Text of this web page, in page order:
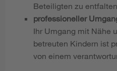
Beteiligten zu entfalten.
professioneller
Ihr Umgang mit Nähe
betreuten Kindern ist
von einem